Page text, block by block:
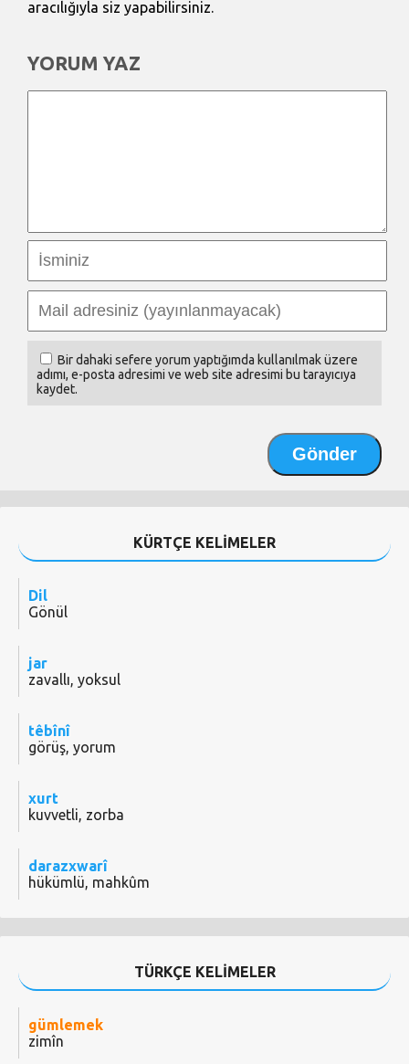
aracılığıyla siz yapabilirsiniz.
YORUM YAZ
Bir dahaki sefere yorum yaptığımda kullanılmak üzere
adımı, e-posta adresimi ve web site adresimi bu tarayıcıya
kaydet.
KÜRTÇE KELİMELER
Dil
Gönül
jar
zavallı, yoksul
têbînî
görüş, yorum
xurt
kuvvetli, zorba
darazxwarî
hükümlü, mahkûm
TÜRKÇE KELİMELER
gümlemek
zimîn